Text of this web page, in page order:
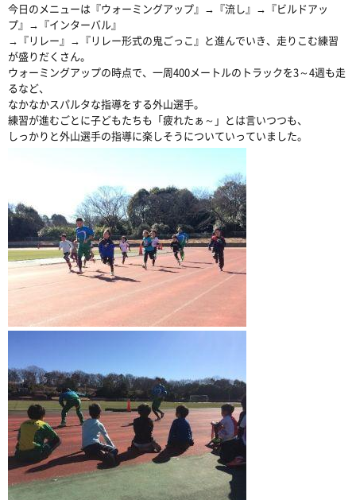
今日のメニューは『ウォーミングアップ』→『流し』→『ビルドアッ
プ』→『インターバル』
→『リレー』→『リレー形式の鬼ごっこ』と進んでいき、走りこむ練習
が盛りだくさん。
ウォーミングアップの時点で、一周400メートルのトラックを3～4週も走
るなど、
なかなかスパルタな指導をする外山選手。
練習が進むごとに子どもたちも「疲れたぁ～」とは言いつつも、
しっかりと外山選手の指導に楽しそうについていっていました。